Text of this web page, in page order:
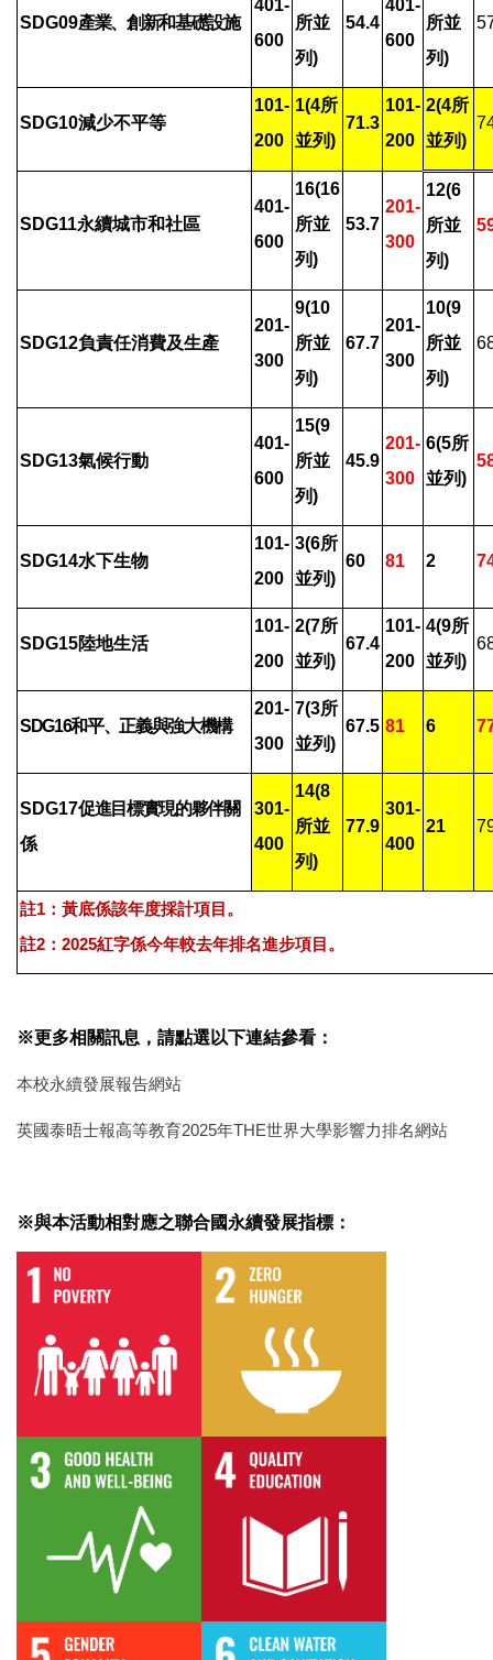
SDG09產業、創新和基礎設施
401-
600
所並
列)
54.4
401-
600
所並
列)
SDG10減少不平等
101-
200
1(4所
並列)
71.3
101-
200
2(4所
並列)
SDG11永續城市和社區
401-
600
16(16
所並
列)
53.7
201-
300
12(6
所並
列)
SDG12負責任消費及生產
201-
300
9(10
所並
列)
67.7
201-
300
10(9
所並
列)
SDG13氣候行動
401-
600
15(9
所並
列)
45.9
201-
300
6(5所
並列)
SDG14水下生物
101-
200
3(6所
並列)
60 81 2
SDG15陸地生活
101-
200
2(7所
並列)
67.4
101-
200
4(9所
並列)
SDG16和平、正義與強大機構
201-
300
7(3所
並列)
67.5 81 6
SDG17促進目標實現的夥伴關
係
301-
400
14(8
所並
列)
77.9
301-
400
21
註1：黃底係該年度採計項目。
註2：2025紅字係今年較去年排名進步項目。
※更多相關訊息，請點選以下連結參看：
本校永續發展報告網站
英國泰晤士報高等教育2025年THE世界大學影響力排名網站
※與本活動相對應之聯合國永續發展指標：